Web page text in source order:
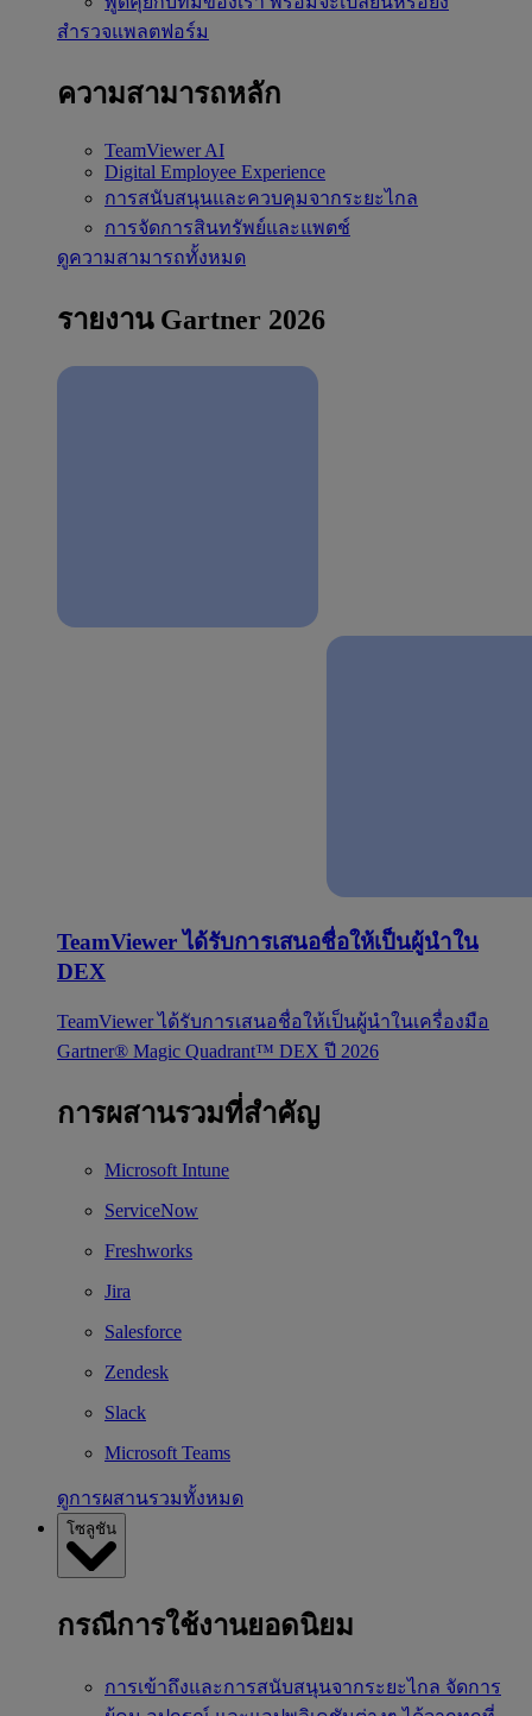
สำรวจแพลตฟอร์ม
ความสามารถหลัก
TeamViewer AI
Digital Employee Experience
การสนับสนุนและควบคุมจากระยะไกล
การจัดการสินทรัพย์และแพตช์
ดูความสามารถทั้งหมด
รายงาน Gartner 2026
TeamViewer ได้รับการเสนอชื่อให้เป็นผู้นำใน
DEX
TeamViewer ได้รับการเสนอชื่อให้เป็นผู้นำในเครื่องมือ
Gartner® Magic Quadrant™ DEX ปี 2026
การผสานรวมที่สำคัญ
Microsoft Intune
ServiceNow
Freshworks
Jira
Salesforce
Zendesk
Slack
Microsoft Teams
ดูการผสานรวมทั้งหมด
โซลูชัน
กรณีการใช้งานยอดนิยม
การเข้าถึงและการสนับสนุนจากระยะไกล จัดการ